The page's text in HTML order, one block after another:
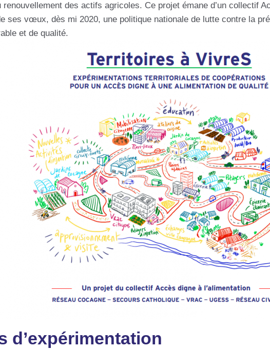
des actifs agricoles. Ce projet émane d’un collectif
ses vœux, dès mi 2020, une politique nationale de lutte contre la
et de qualité.
d’expérimentation